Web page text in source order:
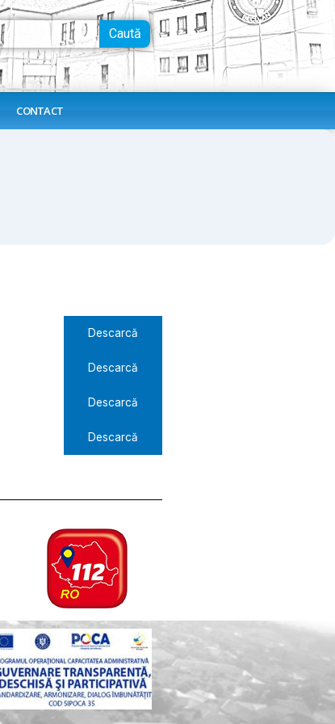
Caută
CONTACT
Descarcă
Descarcă
Descarcă
Descarcă